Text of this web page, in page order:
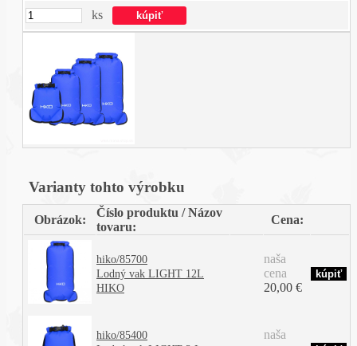
ks
Varianty tohto výrobku
Obrázok:
Číslo produktu / Názov
tovaru:
Cena:
hiko/85700
Lodný vak LIGHT 12L
HIKO
naša
cena
20,00 €
hiko/85400
naša